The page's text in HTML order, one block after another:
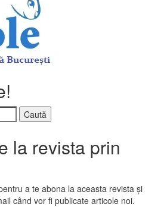
la revista prin
a te abona la aceasta revista și
când vor fi publicate articole noi.